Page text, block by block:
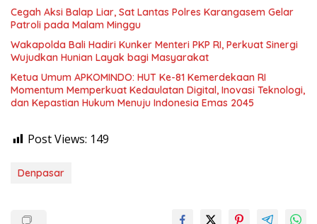
Cegah Aksi Balap Liar, Sat Lantas Polres Karangasem Gelar
Patroli pada Malam Minggu
Wakapolda Bali Hadiri Kunker Menteri PKP RI, Perkuat Sinergi
Wujudkan Hunian Layak bagi Masyarakat
Ketua Umum APKOMINDO: HUT Ke-81 Kemerdekaan RI
Momentum Memperkuat Kedaulatan Digital, Inovasi Teknologi,
dan Kepastian Hukum Menuju Indonesia Emas 2045
Post Views: 149
Denpasar